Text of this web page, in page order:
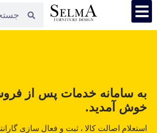
به سامانه خدمات پس از
خوش آمدید.
استعلام اصالت کالا ، ثبت و فعال سازی